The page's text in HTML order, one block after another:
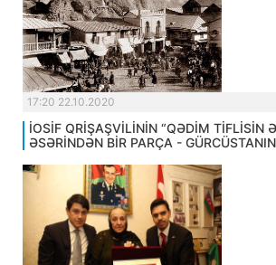
17:20 22.10.2020
İOSİF QRİŞAŞVİLİNİN “QƏDİM TİFLİSİN
ƏSƏRİNDƏN BİR PARÇA -